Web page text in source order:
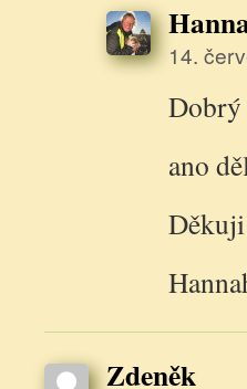
14.
Dobrý
ano
Děkuji
Zdeněk